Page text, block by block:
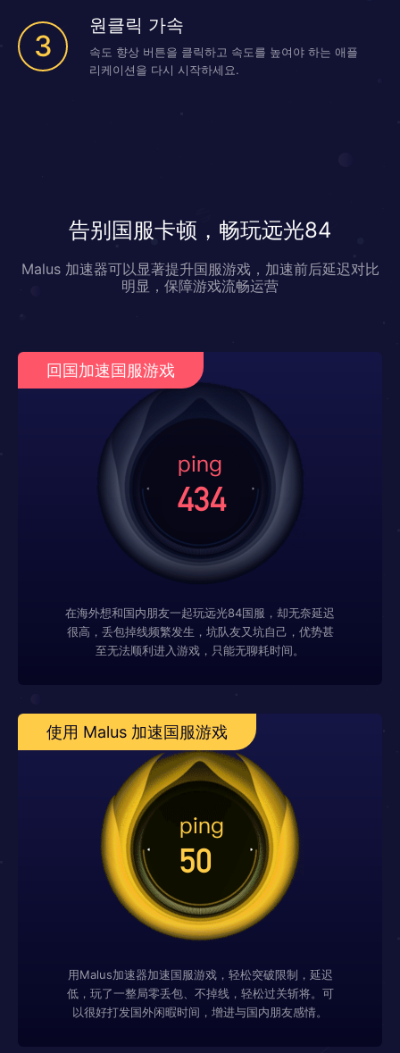
3
원클릭 가속
속도 향상 버튼을 클릭하고 속도를 높여야 하는 애플
리케이션을 다시 시작하세요.
告别国服卡顿，畅玩远光84
Malus 加速器可以显著提升国服游戏，加速前后延迟对比
明显，保障游戏流畅运营
回国加速国服游戏
在海外想和国内朋友一起玩远光84国服，却无奈延迟
很高，丢包掉线频繁发生，坑队友又坑自己，优势甚
至无法顺利进入游戏，只能无聊耗时间。
使用 Malus 加速国服游戏
用Malus加速器加速国服游戏，轻松突破限制，延迟
低，玩了一整局零丢包、不掉线，轻松过关斩将。可
以很好打发国外闲暇时间，增进与国内朋友感情。